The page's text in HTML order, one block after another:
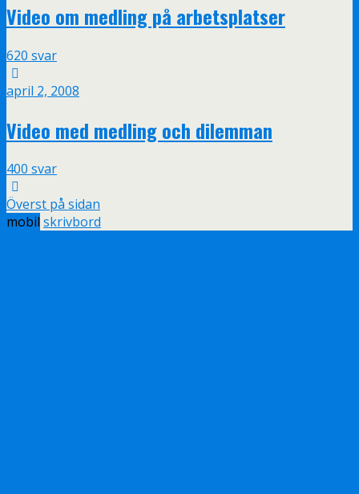
Video om medling på arbetsplatser
620 svar
april 2, 2008
Video med medling och dilemman
400 svar
Överst på sidan
mobil skrivbord